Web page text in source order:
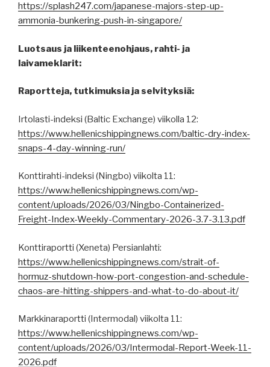
https://splash247.com/japanese-majors-step-up-
ammonia-bunkering-push-in-singapore/
Luotsaus ja liikenteenohjaus, rahti- ja
laivameklarit:
Raportteja, tutkimuksia ja selvityksiä:
Irtolasti-indeksi (Baltic Exchange) viikolla 12:
https://www.hellenicshippingnews.com/baltic-dry-index-
snaps-4-day-winning-run/
Konttirahti-indeksi (Ningbo) viikolta 11:
https://www.hellenicshippingnews.com/wp-
content/uploads/2026/03/Ningbo-Containerized-
Freight-Index-Weekly-Commentary-2026-3.7-3.13.pdf
Konttiraportti (Xeneta) Persianlahti:
https://www.hellenicshippingnews.com/strait-of-
hormuz-shutdown-how-port-congestion-and-schedule-
chaos-are-hitting-shippers-and-what-to-do-about-it/
Markkinaraportti (Intermodal) viikolta 11:
https://www.hellenicshippingnews.com/wp-
content/uploads/2026/03/Intermodal-Report-Week-11-
2026.pdf